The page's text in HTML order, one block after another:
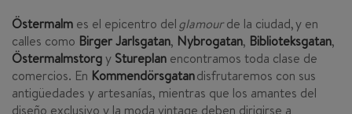
Östermalm es el epicentro delglamourde la ciudad, y en
calles como Birger Jarlsgatan, Nybrogatan, Biblioteksgatan,
Östermalmstorgy Stureplan encontramos toda clase de
comercios. En Kommendörsgatandisfrutaremos con sus
antigüedades y artesanías, mientras que los amantes del
diseño exclusivo y la moda vintage deben dirigirse a